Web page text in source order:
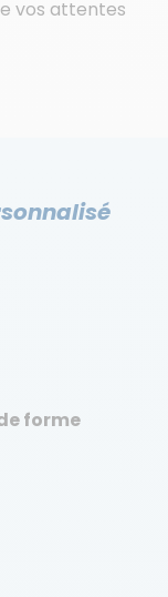
vos attentes
forme